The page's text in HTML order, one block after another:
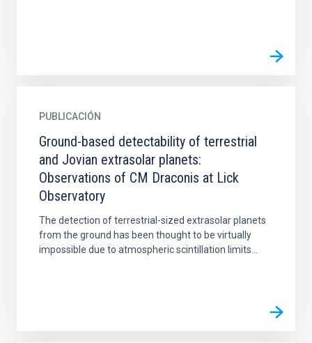
PUBLICACIÓN
Ground-based detectability of terrestrial
and Jovian extrasolar planets:
Observations of CM Draconis at Lick
Observatory
The detection of terrestrial-sized extrasolar planets
from the ground has been thought to be virtually
impossible due to atmospheric scintillation limits...